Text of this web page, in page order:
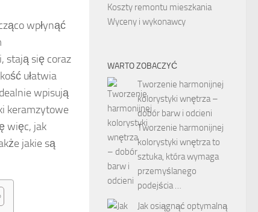
wpłynąć
stają się coraz
ułatwia
wpisują
keramzytowe
więc, jak
jakie są
Koszty remontu mieszkania
Wyceny i wykonawcy
WARTO ZOBACZYĆ
Tworzenie harmonijnej
kolorystyki wnętrza –
dobór barw i odcieni
Tworzenie harmonijnej
kolorystyki wnętrza to
sztuka, która wymaga
przemyślanego
podejścia …
Jak osiągnąć optymalną